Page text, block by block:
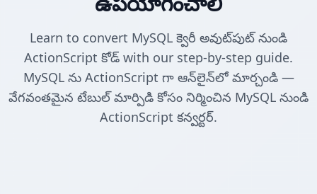
Learn to convert MySQL క్వెరీ అవుట్‌పుట్ నుండి
ActionScript కోడ్ with our step-by-step guide.
MySQL ను ActionScript గా ఆన్‌లైన్‌లో మార్చండి —
వేగవంతమైన టేబుల్ మార్పిడి కోసం నిర్మించిన MySQL నుండి
ActionScript కన్వర్టర్.